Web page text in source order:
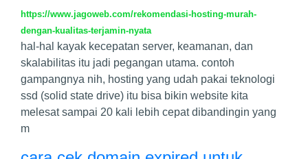
https://www.jagoweb.com/rekomendasi-hosting-murah-
dengan-kualitas-terjamin-nyata
hal-hal kayak kecepatan server, keamanan, dan
skalabilitas itu jadi pegangan utama. contoh
gampangnya nih, hosting yang udah pakai teknologi
ssd (solid state drive) itu bisa bikin website kita
melesat sampai 20 kali lebih cepat dibandingin yang
m